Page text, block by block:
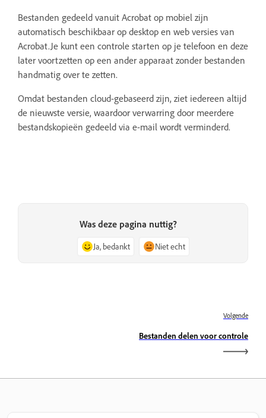
Bestanden gedeeld vanuit Acrobat op mobiel zijn
automatisch beschikbaar op desktop en web versies van
Acrobat.Je kunt een controle starten op je telefoon en deze
later voortzetten op een ander apparaat zonder bestanden
handmatig over te zetten.
Omdat bestanden cloud-gebaseerd zijn, ziet iedereen altijd
de nieuwste versie, waardoor verwarring door meerdere
bestandskopieën gedeeld via e-mail wordt verminderd.
Was deze pagina nuttig?
Ja, bedankt Niet echt
Volgende
Bestanden delen voor controle